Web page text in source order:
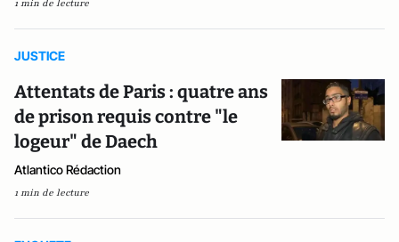
1 min de lecture
JUSTICE
Attentats de Paris : quatre ans
de prison requis contre "le
logeur" de Daech
Atlantico Rédaction
1 min de lecture